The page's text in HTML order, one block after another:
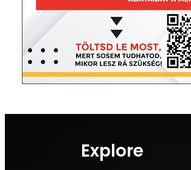
Explore